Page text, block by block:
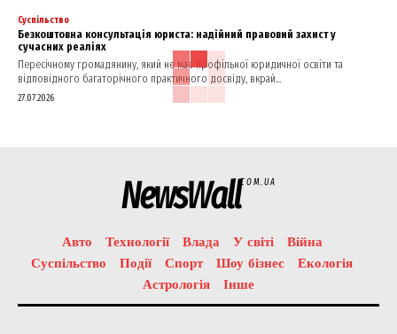
Суспільство
Безкоштовна консультація юриста: надійний правовий захист у
сучасних реаліях
Пересічному громадянину, який не має профільної юридичної освіти та
відповідного багаторічного практичного досвіду, вкрай...
27.07.2026
NewsWallCOM.UA
Авто Технології Влада У світі
Війна
Суспільство
Події Спорт Шоу бізнес
Екологія
Астрологія
Інше